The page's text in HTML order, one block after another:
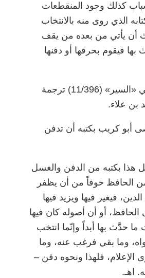
كذلك وجود المنقطعات
الذي روى منه بالانتخاب
أن يأتي من بعده من يقف
فيقوم بحرقها أو دفنها
ومثاله ما جاء في «السير» (11/396) ترجمة
بن علاء.
أبو كريب بكتبه أن تدفن
هذا بكتبه من الدفن والغسل
الحافظ خوفاً من أن يظفر
فيغير فيها ويزيد فيها
أو أن أصوله كان فيها
ما حدَّث بها أبداً وإنّما انتخب
وما بقي فرغب عنه، وما
الإعلام، فلهذا ونحوه دفن–
اهـ.